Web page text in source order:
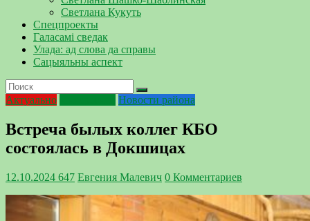
Светлана Кукуть
Спецпроекты
Галасамі сведак
Улада: ад слова да справы
Сацыяльны аспект
Актуально Новости района
Встреча былых коллег КБО
состоялась в Докшицах
12.10.2024 647 Евгения Малевич 0 Комментариев